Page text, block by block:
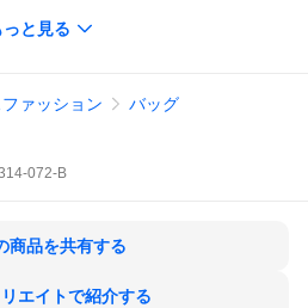
っと見る
ァッション
バッグ
072-B
商品を共有する
エイトで紹介する